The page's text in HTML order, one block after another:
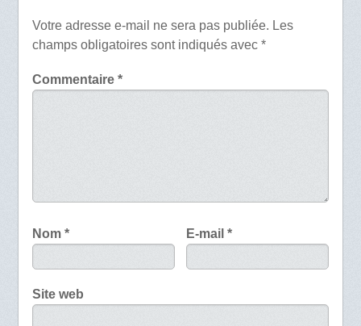
Votre adresse e-mail ne sera pas publiée. Les
champs obligatoires sont indiqués avec *
Commentaire *
Nom * E-mail*
Site web